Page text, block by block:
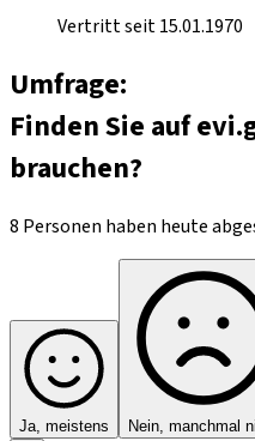
Vertritt seit 15.01.1970
Umfrage:
Finden Sie auf
brauchen?
8 Personen haben heute
Ja, meistens Nein, manchmal